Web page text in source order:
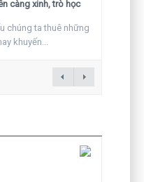
càng xinh, trò học
chúng ta thuê những
khuyến...